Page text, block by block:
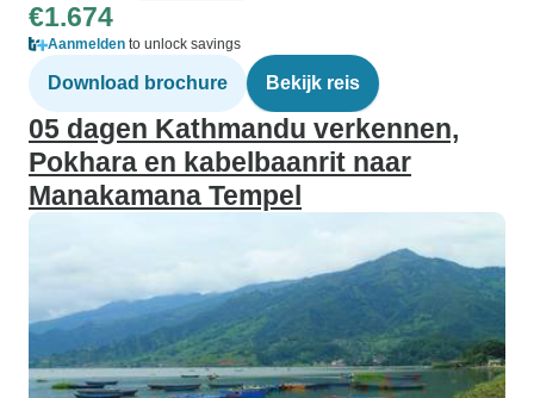
€1.674
Aanmelden to unlock savings
Download brochure Bekijk reis
05 dagen Kathmandu verkennen,
Pokhara en kabelbaanrit naar
Manakamana Tempel